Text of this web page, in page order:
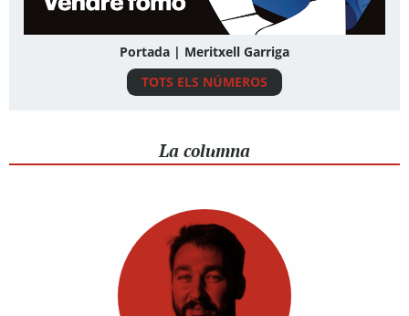
Portada | Meritxell Garriga
TOTS ELS NÚMEROS
La columna